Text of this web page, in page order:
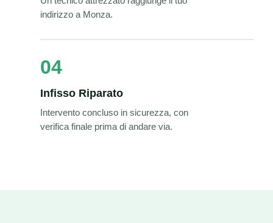
indirizzo a Monza.
04
Infisso Riparato
Intervento concluso in sicurezza, con
verifica finale prima di andare via.